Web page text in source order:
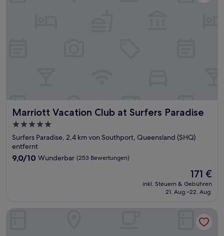
Marriott Vacation Club at Surfers Paradise
Marriott Vacation Club at Surfers Paradise
5.0-
Sterne-
Unterkunft
Surfers Paradise, 2,4 km von Southport, Queensland (SHQ)
entfernt
9.0
9,0/10 Wunderbar (253 Bewertungen)
Der
Preis
beträgt
171 €
inkl. Steuern & Gebühren
21. Aug.–22. Aug.